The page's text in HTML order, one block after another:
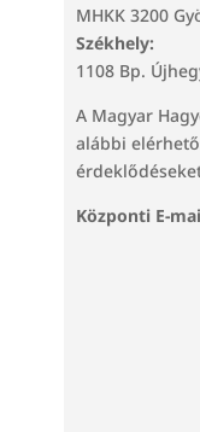
MHKK 3200
Székhely:
1108 Bp.
A Magyar
alábbi
Központi E-